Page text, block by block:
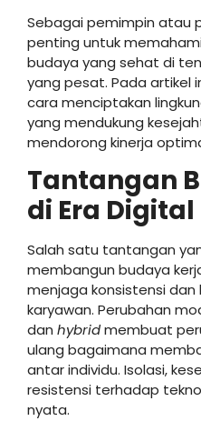
Sebagai pemimpin atau
penting untuk
budaya yang sehat di
yang pesat. Pada artikel
cara menciptakan
yang mendukung
mendorong kinerja
Tantangan
di Era Digital
Salah satu tantangan
membangun budaya
menjaga konsistensi
karyawan. Perubahan
dan hybridmembuat
ulang bagaimana
antar individu. Isolasi,
resistensi terhadap
nyata.